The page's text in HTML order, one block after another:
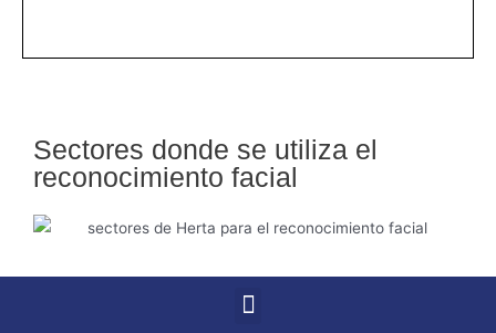
Sectores donde se utiliza el
reconocimiento facial